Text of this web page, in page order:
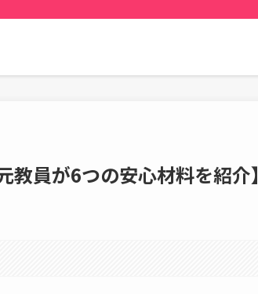
員が6つの安心材料を紹介】